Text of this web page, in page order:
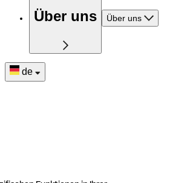
Über uns Über uns
de